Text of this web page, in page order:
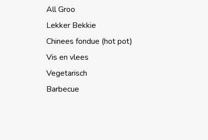
All Groo
Lekker Bekkie
Chinees fondue (hot pot)
Vis en vlees
Vegetarisch
Barbecue